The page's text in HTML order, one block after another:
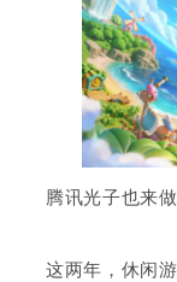
腾讯光子也来
这两年，休闲